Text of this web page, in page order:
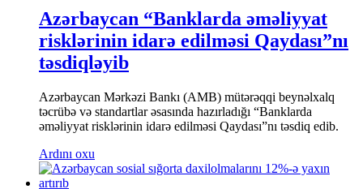
Azərbaycan “Banklarda əməliyyat
risklərinin idarə edilməsi Qaydası”nı
təsdiqləyib
Azərbaycan Mərkəzi Bankı (AMB) mütərəqqi beynəlxalq
təcrübə və standartlar əsasında hazırladığı “Banklarda
əməliyyat risklərinin idarə edilməsi Qaydası”nı təsdiq edib.
Ardını oxu